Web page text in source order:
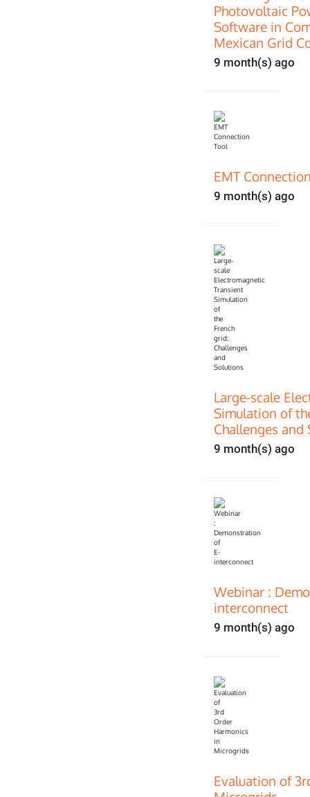
Photovoltaic
Software in
Mexican Grid
9 month(s) ago
EMT
9 month(s) ago
Large-scale
Simulation of
Challenges and
9 month(s) ago
Webinar :
interconnect
9 month(s) ago
Evaluation of